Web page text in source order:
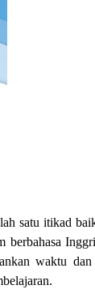
satu itikad
berbahasa
waktu dan